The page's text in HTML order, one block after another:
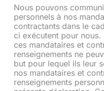
Nous pouvons
personnels à nos
contractants dans le
ci exécutent pour
ces mandataires et
renseignements ne
but pour lequel ils leur
nos mandataires et
renseignements